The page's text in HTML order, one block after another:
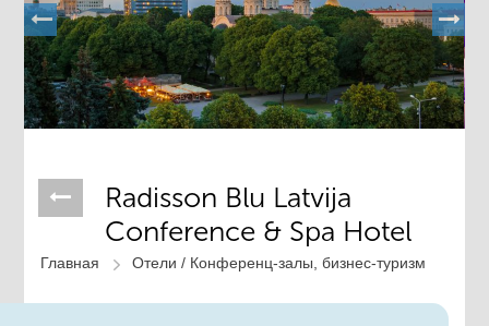
Radisson Blu Latvija
Conference & Spa Hotel
Главная Отели / Конференц-залы, бизнес-туризм